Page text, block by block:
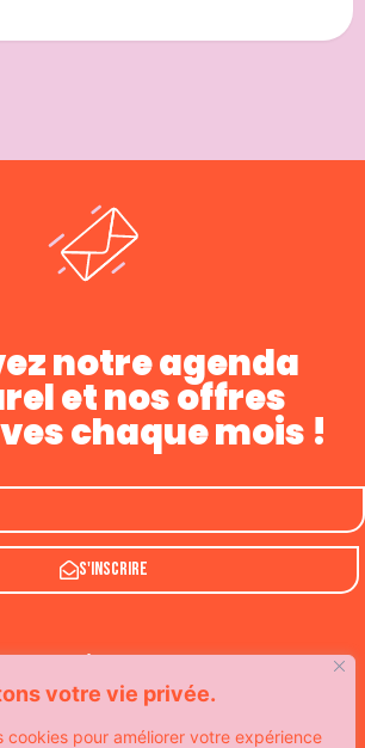
votre vie privée.
cookies pour améliorer votre expérience
notre agenda
et nos offres
chaque mois !
S'inscrire